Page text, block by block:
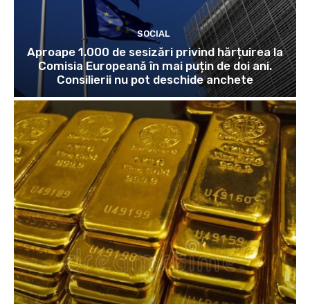
SOCIAL
Aproape 1.000 de sesizări privind hărțuirea la
Comisia Europeană în mai puțin de doi ani.
Consilierii nu pot deschide anchete